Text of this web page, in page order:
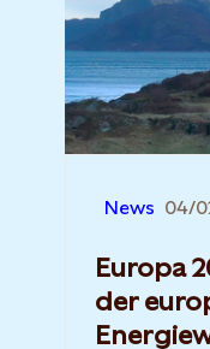
News 04/
Europa
der